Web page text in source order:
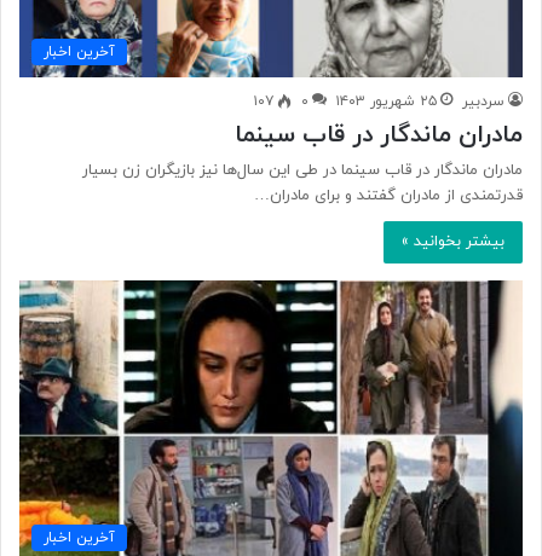
آخرین اخبار
سردبیر ۲۵ شهریور ۱۴۰۳ ۰ ۱۰۷
مادران ماندگار در قاب سینما
مادران ماندگار در قاب سینما در طی این سال‌ها نیز بازیگران زن بسیار
قدرتمندی از مادران گفتند و برای مادران…
بیشتر بخوانید »
آخرین اخبار